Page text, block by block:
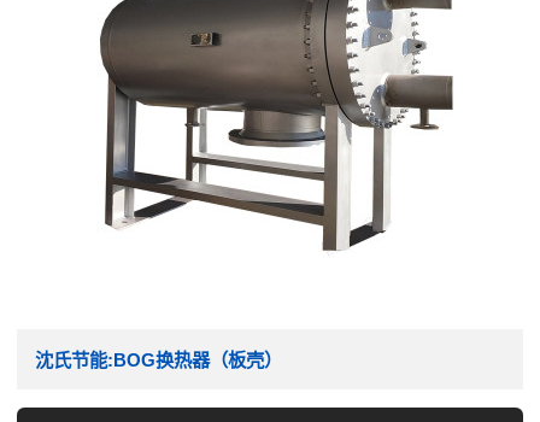
沈氏节能:BOG换热器（板壳）